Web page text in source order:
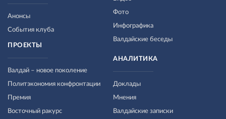
Фото
Инфографика
Валдайские беседы
Анонсы
События клуба
ПРОЕКТЫ
Валдай – новое поколение
Политэкономия конфронтации
Премия
Восточный ракурс
АНАЛИТИКА
Доклады
Мнения
Валдайские записки